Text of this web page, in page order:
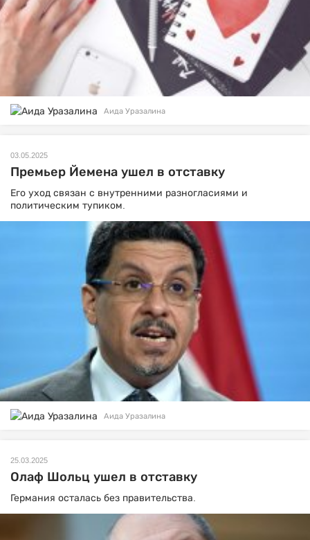
Аида Уразалина
03.05.2025
Премьер Йемена ушел в отставку
Его уход связан с внутренними разногласиями и
политическим тупиком.
Аида Уразалина
25.03.2025
Олаф Шольц ушел в отставку
Германия осталась без правительства.